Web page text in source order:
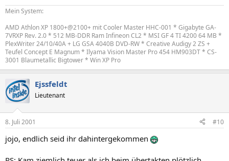
Mein System:
AMD Athlon XP 1800+@2100+ mit Cooler Master HHC-001 * Gigabyte GA-
7VRXP Rev. 2.0 * 512 MB-DDR Ram Infineon CL2 * MSI GF 4 TI 4200 64 MB *
PlexWriter 24/10/40A + LG GSA 4040B DVD-RW * Creative Audigy 2 ZS +
Teufel Concept E Magnum * Ilyama Vision Master Pro 454 HM903DT * CS-
3001 Blaumetallic Bigtower * Win XP Pro
Ejssfeldt
Lieutenant
8. Juli 2001 #10
jojo, endlich seid ihr dahintergekommen